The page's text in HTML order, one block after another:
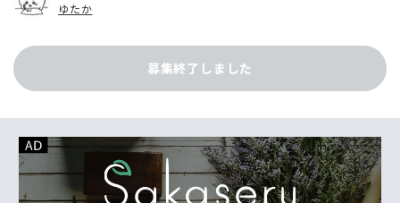
ゆたか
募集終了しました